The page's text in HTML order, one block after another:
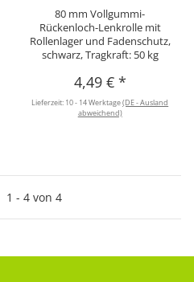
80 mm Vollgummi-
Rückenloch-Lenkrolle mit
Rollenlager und Fadenschutz,
schwarz, Tragkraft: 50 kg
4,49 € *
Lieferzeit: 10 - 14 Werktage(DE - Ausland
abweichend)
1 - 4 von 4